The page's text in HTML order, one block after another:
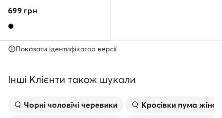
699грн
Показати ідентифікатор версії
Інші Клієнти також шукали
Чорні чоловічі черевики
Kросівки пума